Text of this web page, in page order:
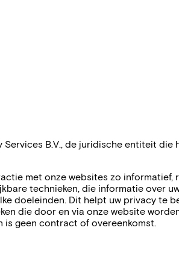
B.V., de juridische entiteit
met onze websites zo
technieken, die informatie over
doeleinden. Dit helpt uw privacy
die door en via onze website
geen contract of overeenkomst.